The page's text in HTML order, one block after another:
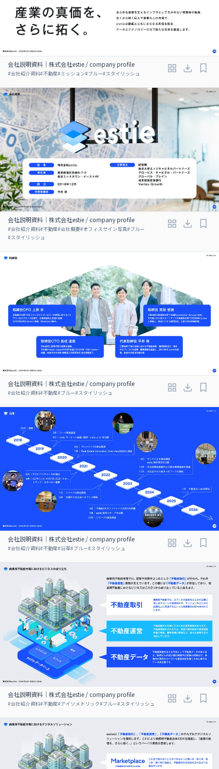
会社説明資料｜株式会社estie / company profile
#会社紹介資料#不動産#ミッション#ブルー#スタイリッシュ
会社説明資料｜株式会社estie / company profile
#会社紹介資料#不動産#会社概要#オフィスサイン写真#ブルー
#スタイリッシュ
会社説明資料｜株式会社estie / company profile
#会社紹介資料#不動産#ブルー#スタイリッシュ
会社説明資料｜株式会社estie / company profile
#会社紹介資料#不動産#沿革#ブルー#スタイリッシュ
会社説明資料｜株式会社estie / company profile
#会社紹介資料#不動産#アイソメトリック#ブルー#スタイリッシュ